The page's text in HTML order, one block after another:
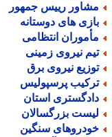
رییس جمهور
های دوستانه
انتظامی
نیروی زمینی
نیروی برق
پرسپولیس
استان
بزرگسالان
سنگین